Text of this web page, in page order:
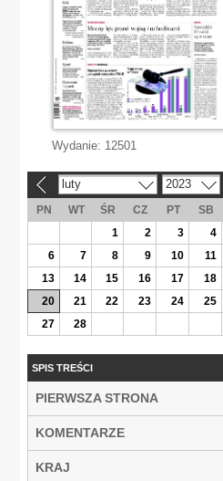
Wydanie: 12501
luty 2023
PN WT ŚR CZ PT SB
1
2 3 4
6
7 8 9 10 11
13
14 15 16 17 18
20
21 22 23 24 25
27
28
SPIS TREŚCI
PIERWSZA STRONA
KOMENTARZE
KRAJ